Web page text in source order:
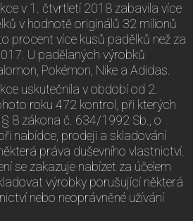
v 1. čtvrtletí 2018 zabavila více
v hodnotě originálů 32 milionů
procent více kusů padělků než za
U padělaných výrobků
Pokémon, Nike a Adidas.
uskutečnila v období od 2.
roku 472 kontrol, při kterých
8 zákona č. 634/1992 Sb., o
nabídce, prodeji a skladování
práva duševního vlastnictví.
se zakazuje nabízet za účelem
výrobky porušující některá
nebo neoprávněné užívání